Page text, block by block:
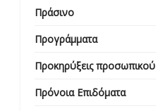
Πράσινο
Προγράμματα
Προκηρύξεις προσωπικού
Πρόνοια Επιδόματα